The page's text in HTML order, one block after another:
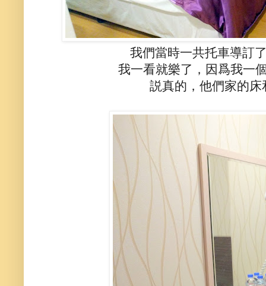
我們當時一共托車導訂
我一看就樂了，因爲我一
説真的，他們家的